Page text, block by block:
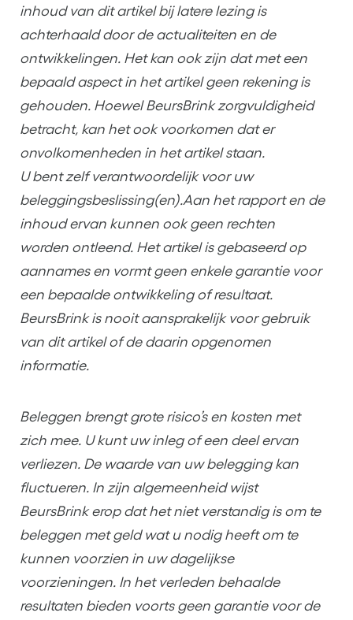
inhoud van dit artikel bij latere lezing is
achterhaald door de actualiteiten en de
ontwikkelingen. Het kan ook zijn dat met een
bepaald aspect in het artikel geen rekening is
gehouden. Hoewel BeursBrink zorgvuldigheid
betracht, kan het ook voorkomen dat er
onvolkomenheden in het artikel staan.
U bent zelf verantwoordelijk voor uw
beleggingsbeslissing(en).Aan het rapport en de
inhoud ervan kunnen ook geen rechten
worden ontleend. Het artikel is gebaseerd op
aannames en vormt geen enkele garantie voor
een bepaalde ontwikkeling of resultaat.
BeursBrink is nooit aansprakelijk voor gebruik
van dit artikel of de daarin opgenomen
informatie.
Beleggen brengt grote risico’s en kosten met
zich mee. U kunt uw inleg of een deel ervan
verliezen. De waarde van uw belegging kan
fluctueren. In zijn algemeenheid wijst
BeursBrink erop dat het niet verstandig is om te
beleggen met geld wat u nodig heeft om te
kunnen voorzien in uw dagelijkse
voorzieningen. In het verleden behaalde
resultaten bieden voorts geen garantie voor de